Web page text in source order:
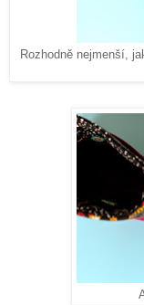
Rozhodně nejmenší,